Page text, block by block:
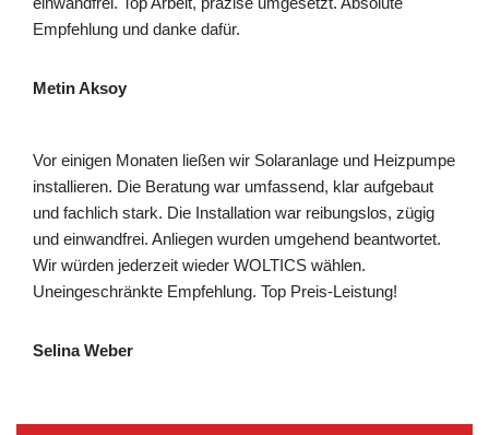
Empfehlung und danke dafür.
Metin Aksoy
Vor einigen Monaten ließen wir Solaranlage und Heizpumpe
installieren. Die Beratung war umfassend, klar aufgebaut
und fachlich stark. Die Installation war reibungslos, zügig
und einwandfrei. Anliegen wurden umgehend beantwortet.
Wir würden jederzeit wieder WOLTICS wählen.
Uneingeschränkte Empfehlung. Top Preis-Leistung!
Selina Weber